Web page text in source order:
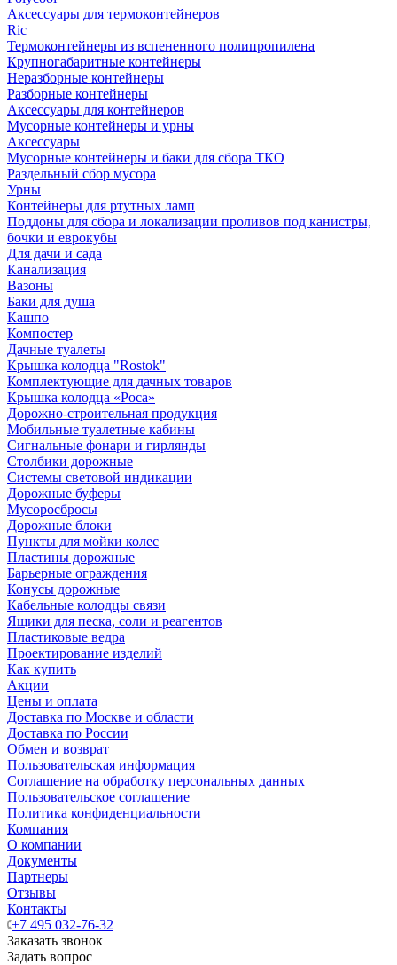
Аксессуары для термоконтейнеров
Ric
Термоконтейнеры из вспененного полипропилена
Крупногабаритные контейнеры
Неразборные контейнеры
Разборные контейнеры
Аксессуары для контейнеров
Мусорные контейнеры и урны
Аксессуары
Мусорные контейнеры и баки для сбора ТКО
Раздельный сбор мусора
Урны
Контейнеры для ртутных ламп
Поддоны для сбора и локализации проливов под канистры,
бочки и еврокубы
Для дачи и сада
Канализация
Вазоны
Баки для душа
Кашпо
Компостер
Дачные туалеты
Крышка колодца "Rostok"
Комплектующие для дачных товаров
Крышка колодца «Роса»
Дорожно-строительная продукция
Мобильные туалетные кабины
Сигнальные фонари и гирлянды
Столбики дорожные
Системы световой индикации
Дорожные буферы
Мусоросбросы
Дорожные блоки
Пункты для мойки колес
Пластины дорожные
Барьерные ограждения
Конусы дорожные
Кабельные колодцы связи
Ящики для песка, соли и реагентов
Пластиковые ведра
Проектирование изделий
Как купить
Акции
Цены и оплата
Доставка по Москве и области
Доставка по России
Обмен и возврат
Пользовательская информация
Соглашение на обработку персональных данных
Пользовательское соглашение
Политика конфиденциальности
Компания
О компании
Документы
Партнеры
Отзывы
Контакты
+7 495 032-76-32
Заказать звонок
Задать вопрос